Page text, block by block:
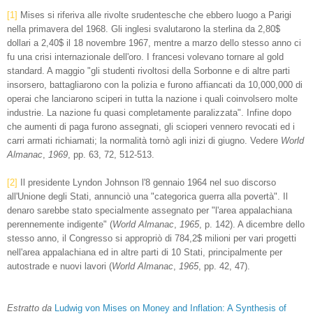
[1] Mises si riferiva alle rivolte srudentesche che ebbero luogo a Parigi
nella primavera del 1968. Gli inglesi svalutarono la sterlina da 2,80$
dollari a 2,40$ il 18 novembre 1967, mentre a marzo dello stesso anno ci
fu una crisi internazionale dell'oro. I francesi volevano tornare al gold
standard. A maggio "gli studenti rivoltosi della Sorbonne e di altre parti
insorsero, battagliarono con la polizia e furono affiancati da 10,000,000 di
operai che lanciarono sciperi in tutta la nazione i quali coinvolsero molte
industrie. La nazione fu quasi completamente paralizzata". Infine dopo
che aumenti di paga furono assegnati, gli scioperi vennero revocati ed i
carri armati richiamati; la normalità tornò agli inizi di giugno. Vedere World
Almanac
1969 , pp. 63, 72, 512-513.
[2] Il presidente Lyndon Johnson l'8 gennaio 1964 nel suo discorso
all'Unione degli Stati, annunciò una "categorica guerra alla povertà". Il
denaro sarebbe stato specialmente assegnato per "l'area appalachiana
perennemente indigente" (World Almanac 1965, p. 142). A dicembre dello
stesso anno, il Congresso si appropriò di 784,2$ milioni per vari progetti
nell'area appalachiana ed in altre parti di 10 Stati, principalmente per
autostrade e nuovi lavori (World Almanac 1965, pp. 42, 47).
Estratto da Ludwig von Mises on Money and Inflation: A Synthesis of